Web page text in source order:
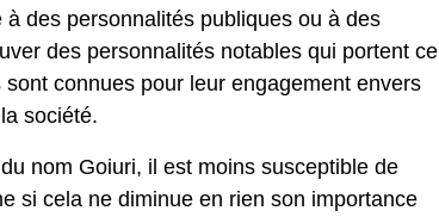
des personnalités publiques ou à des
des personnalités notables qui portent ce
connues pour leur engagement envers
société.
nom Goiuri, il est moins susceptible de
si cela ne diminue en rien son importance